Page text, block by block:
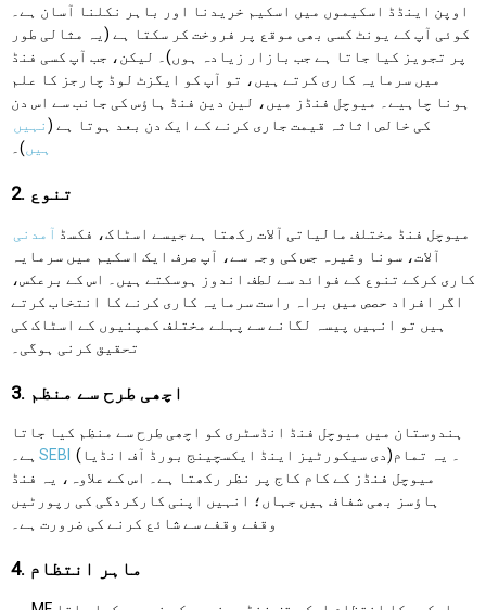
اوپن اینڈڈ اسکیموں میں اسکیم خریدنا اور باہر نکلنا آسان ہے۔
کوئی آپ کے یونٹ کسی بھی موقع پر فروخت کر سکتا ہے (یہ مثالی طور
پر تجویز کیا جاتا ہے جب بازار زیادہ ہوں)۔ لیکن، جب آپ کسی فنڈ
میں سرمایہ کاری کرتے ہیں، تو آپ کو ایگزٹ لوڈ چارجز کا علم
ہونا چاہیے۔ میوچل فنڈز میں، لین دین فنڈ ہاؤس کی جانب سے اس دن
کی خالص اثاثہ قیمت جاری کرنے کے ایک دن بعد ہوتا ہے (نہیں
ہیں)۔
2. تنوع
میوچل فنڈ مختلف مالیاتی آلات رکھتا ہے جیسے اسٹاک، فکسڈ آمدنی
آلات، سونا وغیرہ جس کی وجہ سے، آپ صرف ایک اسکیم میں سرمایہ
کاری کرکے تنوع کے فوائد سے لطف اندوز ہوسکتے ہیں۔ اس کے برعکس،
اگر افراد حصص میں براہ راست سرمایہ کاری کرنے کا انتخاب کرتے
ہیں تو انہیں پیسہ لگانے سے پہلے مختلف کمپنیوں کے اسٹاک کی
تحقیق کرنی ہوگی۔
3. اچھی طرح سے منظم
ہندوستان میں میوچل فنڈ انڈسٹری کو اچھی طرح سے منظم کیا جاتا
ہے۔ SEBI (دی سیکورٹیز اینڈ ایکسچینج بورڈ آف انڈیا)۔ یہ تمام
میوچل فنڈز کے کام کاج پر نظر رکھتا ہے۔ اس کے علاوہ، یہ فنڈ
ہاؤسز بھی شفاف ہیں جہاں؛ انہیں اپنی کارکردگی کی رپورٹیں
وقفے وقفے سے شائع کرنے کی ضرورت ہے۔
4. ماہر انتظام